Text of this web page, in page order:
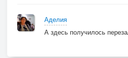
Аделия
А здесь получилось